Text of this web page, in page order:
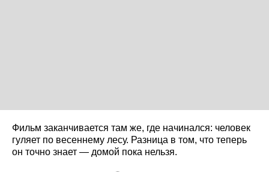
Фильм заканчивается там же, где начинался: человек
гуляет по весеннему лесу. Разница в том, что теперь
он точно знает — домой пока нельзя.